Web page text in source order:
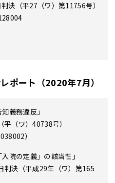
決（平27（ワ）第11756号）
ポート（2020年7月）
義務違反」
（ワ）40738号）
）
院の定義」の該当性」
判決（平成29年（ワ）第165